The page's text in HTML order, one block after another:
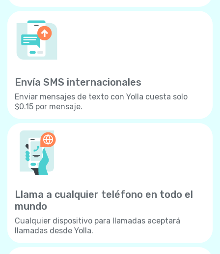
Envía SMS internacionales
Enviar mensajes de texto con Yolla cuesta solo
$0.15 por mensaje.
Llama a cualquier teléfono en todo el
mundo
Cualquier dispositivo para llamadas aceptará
llamadas desde Yolla.